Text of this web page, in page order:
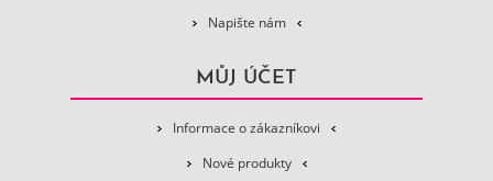
Napište nám
MŮJ ÚČET
Informace o zákazníkovi
Nové produkty